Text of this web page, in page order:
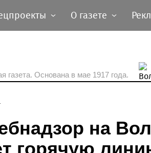
О газете
газета. Основана в мае 1917 года.
на
горячую